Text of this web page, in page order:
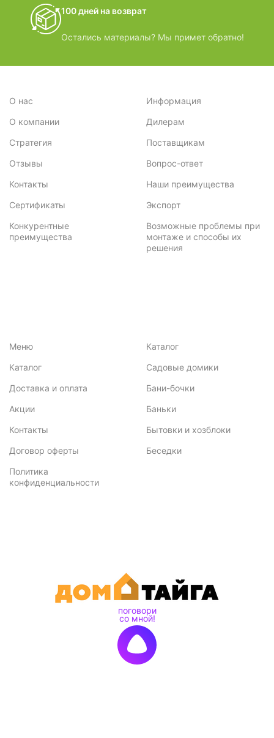
100 дней на возврат
Остались материалы? Мы примет обратно!
О нас
О компании
Стратегия
Отзывы
Контакты
Сертификаты
Конкурентные
преимущества
Информация
Дилерам
Поставщикам
Вопрос-ответ
Наши преимущества
Экспорт
Возможные проблемы при
монтаже и способы их
решения
Меню
Каталог
Доставка и оплата
Акции
Контакты
Договор оферты
Политика
конфиденциальности
Каталог
Садовые домики
Бани-бочки
Баньки
Бытовки и хозблоки
Беседки